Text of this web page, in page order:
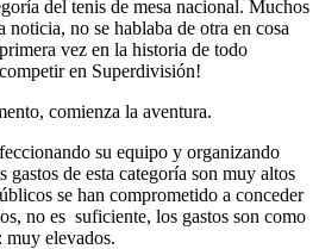
del tenis de mesa nacional. Muchos
noticia, no se hablaba de otra en cosa
vez en la historia de todo
en Superdivisión!
comienza la aventura.
su equipo y organizando
gastos de esta categoría son muy altos
se han comprometido a conceder
no es suficiente, los gastos son como
muy elevados.